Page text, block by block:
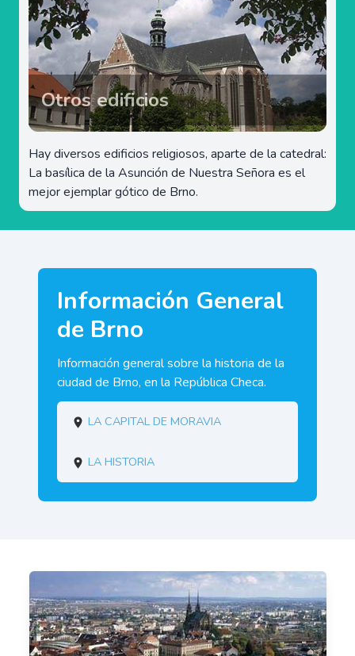
Otros edificios
Hay diversos edificios religiosos, aparte de la catedral:
La basílica de la Asunción de Nuestra Señora es el
mejor ejemplar gótico de Brno.
Información General
de Brno
Información general sobre la historia de la
ciudad de Brno, en la República Checa.
La capital de Moravia
La historia